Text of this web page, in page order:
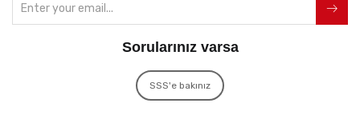
Sorularınız varsa
SSS'e bakınız